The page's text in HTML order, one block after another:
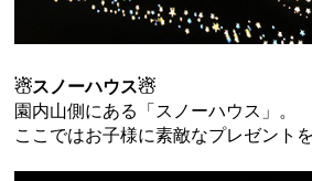
☃スノーハウス☃
園内山側にある「スノーハウス」。
ここではお子様に素敵なプレゼント